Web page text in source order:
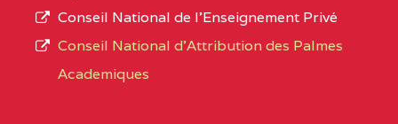
CENTRE
COLLEGE PRIVE
L’offre
d’éducation
de
Conseil National de l’Enseignement Privé
Conseil National d'Attribution des Palmes
Academiques